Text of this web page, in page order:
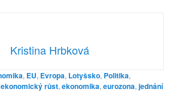
Kristina Hrbková
, EU, Evropa, Lotyšsko, Politika,
ekonomický růst,ekonomika,eurozona,jednání